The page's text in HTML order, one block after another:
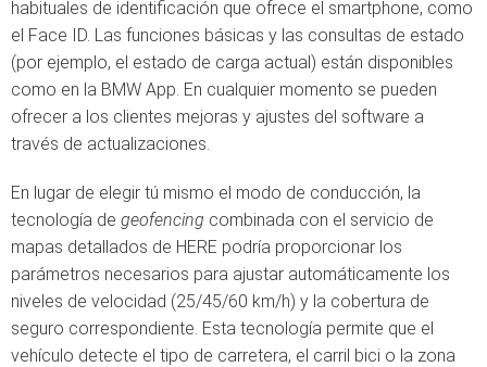
habituales de identificación que ofrece el smartphone, como
el Face ID. Las funciones básicas y las consultas de estado
(por ejemplo, el estado de carga actual) están disponibles
como en la BMW App. En cualquier momento se pueden
ofrecer a los clientes mejoras y ajustes del software a
través de actualizaciones.
En lugar de elegir tú mismo el modo de conducción, la
tecnología de geofencing combinada con el servicio de
mapas detallados de HERE podría proporcionar los
parámetros necesarios para ajustar automáticamente los
niveles de velocidad (25/45/60 km/h) y la cobertura de
seguro correspondiente. Esta tecnología permite que el
vehículo detecte el tipo de carretera, el carril bici o la zona